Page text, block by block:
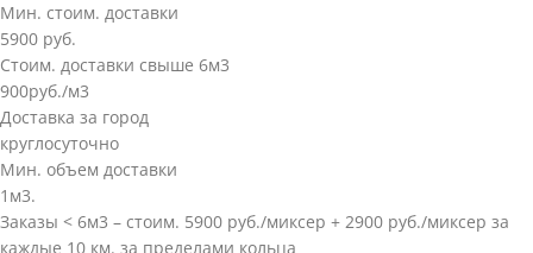
Мин. стоим. доставки
5900 руб.
Стоим. доставки свыше 6м3
900руб./м3
Доставка за город
круглосуточно
Мин. объем доставки
1м3.
Заказы < 6м3 – стоим. 5900 руб./миксер + 2900 руб./миксер за
каждые 10 км. за пределами кольца